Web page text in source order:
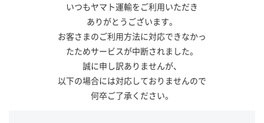
いつもヤマト運輸をご利用いただき
ありがとうございます。
お客さまのご利用方法に対応できなかっ
たためサービスが中断されました。
誠に申し訳ありませんが、
以下の場合には対応しておりませんので
何卒ご了承ください。